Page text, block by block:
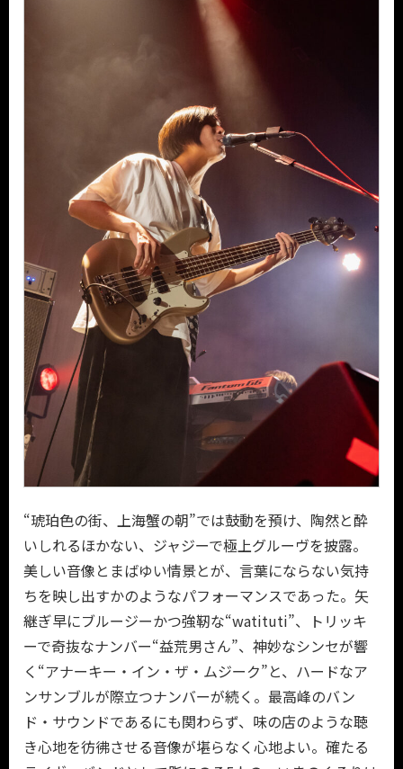
“琥珀色の街、上海蟹の朝”では鼓動を預け、陶然と酔
いしれるほかない、ジャジーで極上グルーヴを披露。
美しい音像とまばゆい情景とが、言葉にならない気持
ちを映し出すかのようなパフォーマンスであった。矢
継ぎ早にブルージーかつ強靭な“watituti”、トリッキ
ーで奇抜なナンバー“益荒男さん”、神妙なシンセが響
く“アナーキー・イン・ザ・ムジーク”と、ハードなア
ンサンブルが際立つナンバーが続く。最高峰のバン
ド・サウンドであるにも関わらず、味の店のような聴
き心地を彷彿させる音像が堪らなく心地よい。確たる